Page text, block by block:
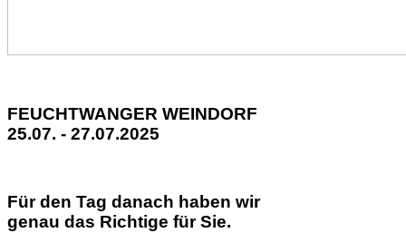
FEUCHTWANGER WEINDORF
25.07. - 27.07.2025
Für den Tag danach haben wir
genau das Richtige für Sie.